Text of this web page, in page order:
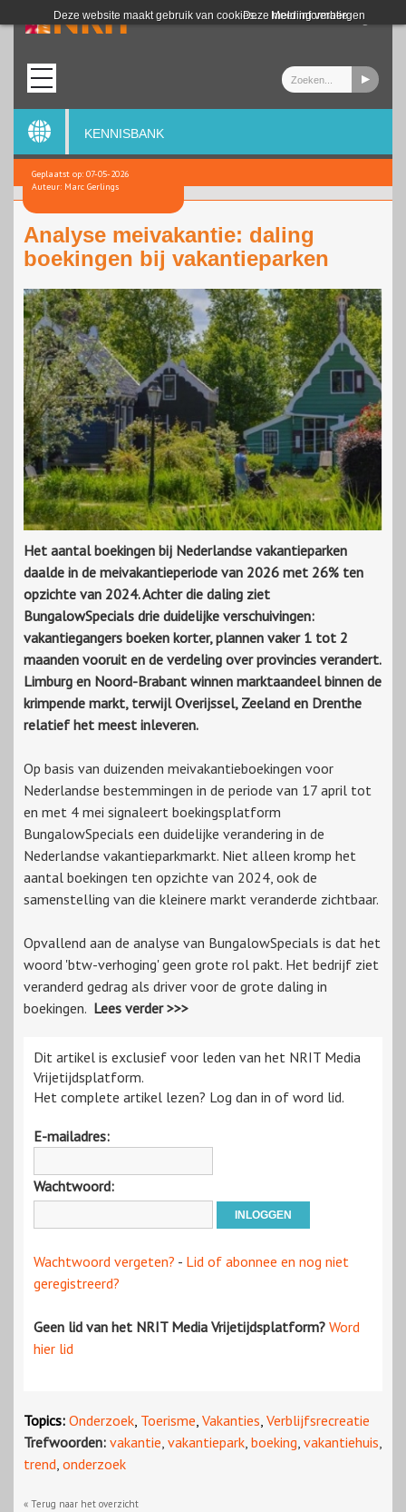
Deze website maakt gebruik van cookies. Meer informatie
Deze melding verbergen
Login
KENNISBANK
Geplaatst op: 07-05-2026
Auteur: Marc Gerlings
Analyse meivakantie: daling
boekingen bij vakantieparken
Het aantal boekingen bij Nederlandse vakantieparken
daalde in de meivakantieperiode van 2026 met 26% ten
opzichte van 2024. Achter die daling ziet
BungalowSpecials drie duidelijke verschuivingen:
vakantiegangers boeken korter, plannen vaker 1 tot 2
maanden vooruit en de verdeling over provincies verandert.
Limburg en Noord-Brabant winnen marktaandeel binnen de
krimpende markt, terwijl Overijssel, Zeeland en Drenthe
relatief het meest inleveren.
Op basis van duizenden meivakantieboekingen voor
Nederlandse bestemmingen in de periode van 17 april tot
en met 4 mei signaleert boekingsplatform
BungalowSpecials een duidelijke verandering in de
Nederlandse vakantieparkmarkt. Niet alleen kromp het
aantal boekingen ten opzichte van 2024, ook de
samenstelling van die kleinere markt veranderde zichtbaar.
Opvallend aan de analyse van BungalowSpecials is dat het
woord 'btw-verhoging' geen grote rol pakt. Het bedrijf ziet
veranderd gedrag als driver voor de grote daling in
boekingen. Lees verder >>>
Dit artikel is exclusief voor leden van het NRIT Media
Vrijetijdsplatform.
Het complete artikel lezen? Log dan in of word lid.
E-mailadres:
Wachtwoord:
Wachtwoord vergeten? - Lid of abonnee en nog niet
geregistreerd?
Geen lid van het NRIT Media Vrijetijdsplatform? Word
hier lid
Topics: Onderzoek, Toerisme, Vakanties, Verblijfsrecreatie
Trefwoorden: vakantie, vakantiepark, boeking, vakantiehuis,
trend, onderzoek
« Terug naar het overzicht